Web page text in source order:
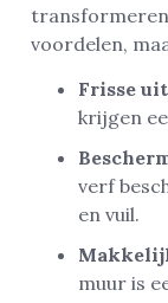
voordelen,
Frisse
krijgen
verf
en vuil.
muur is